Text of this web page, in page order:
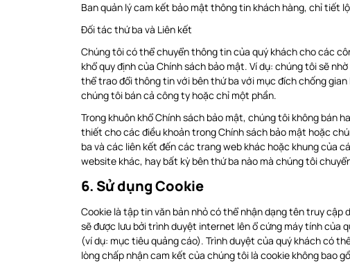
Ban quản lý cam kết bảo mật thông tin khách hàng, chỉ tiết
Đối tác thứ ba và Liên kết
Chúng tôi có thể chuyển thông tin của quý khách cho các
khổ quy định của Chính sách bảo mật. Ví dụ: chúng tôi sẽ
thể trao đổi thông tin với bên thứ ba với mục đích chống
chúng tôi bán cả công ty hoặc chỉ một phần.
Trong khuôn khổ Chính sách bảo mật, chúng tôi không bán
thiết cho các điều khoản trong Chính sách bảo mật hoặc
ba và các liên kết đến các trang web khác hoặc khung của
website khác, hay bất kỳ bên thứ ba nào mà chúng tôi
6. Sử dụng Cookie
Cookie là tập tin văn bản nhỏ có thể nhận dạng tên truy
sẽ được lưu bởi trình duyệt internet lên ổ cứng máy tính của
(ví dụ: mục tiêu quảng cáo). Trình duyệt của quý khách có
lòng chấp nhận cam kết của chúng tôi là cookie không bao